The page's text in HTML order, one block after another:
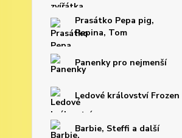
Prasátko Pepa pig,
Pepina, Tom
Panenky pro nejmenší
Ledové království Frozen
Barbie, Steffi a další